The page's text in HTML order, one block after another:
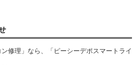
修理」なら、「ピーシーデポスマートライ